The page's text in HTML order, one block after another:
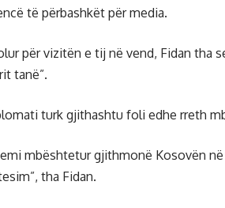
të përbashkët për media.
për vizitën e tij në vend, Fidan tha
tanë”.
turk gjithashtu foli edhe rreth
mbështetur gjithmonë Kosovën
tha Fidan.